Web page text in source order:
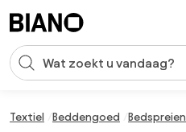
Zoekopdracht invoeren
Textiel Beddengoed Bedspreien